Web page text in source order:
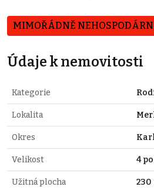
MIMOŘÁDNĚ
Údaje k nemovitosti
Kategorie
Lokalita
Okres
Velikost 4
Užitná plocha 230